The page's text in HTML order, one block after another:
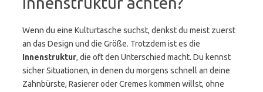
Wenn du eine Kulturtasche suchst, denkst du meist zuerst
an das Design und die Größe. Trotzdem ist es die
Innenstruktur, die oft den Unterschied macht. Du kennst
sicher Situationen, in denen du morgens schnell an deine
Zahnbürste, Rasierer oder Cremes kommen willst, ohne